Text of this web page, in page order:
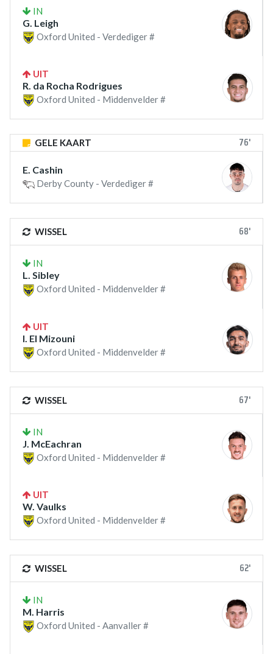
IN
G. Leigh
Oxford United - Verdediger #
UIT
R. da Rocha Rodrigues
Oxford United - Middenvelder #
GELE KAART 76'
E. Cashin
Derby County - Verdediger #
WISSEL 68'
IN
L. Sibley
Oxford United - Middenvelder #
UIT
I. El Mizouni
Oxford United - Middenvelder #
WISSEL 67'
IN
J. McEachran
Oxford United - Middenvelder #
UIT
W. Vaulks
Oxford United - Middenvelder #
WISSEL 62'
IN
M. Harris
Oxford United - Aanvaller #